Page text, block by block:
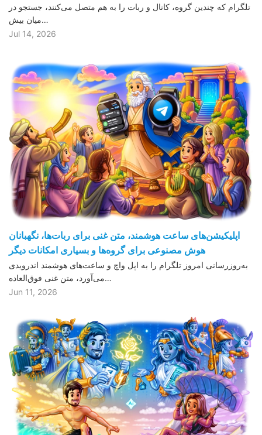
تلگرام که چندین گروه، کانال و ربات را به هم متصل می‌کنند، جستجو در
میان بیش…
Jul 14, 2026
اپلیکیشن‌های ساعت هوشمند، متن غنی برای ربات‌ها، نگهبانان
هوش مصنوعی برای گروه‌ها و بسیاری امکانات دیگر
به‌روزرسانی امروز تلگرام را به اپل واچ و ساعت‌های هوشمند اندرویدی
می‌آورد، متن غنی فوق‌العاده…
Jun 11, 2026